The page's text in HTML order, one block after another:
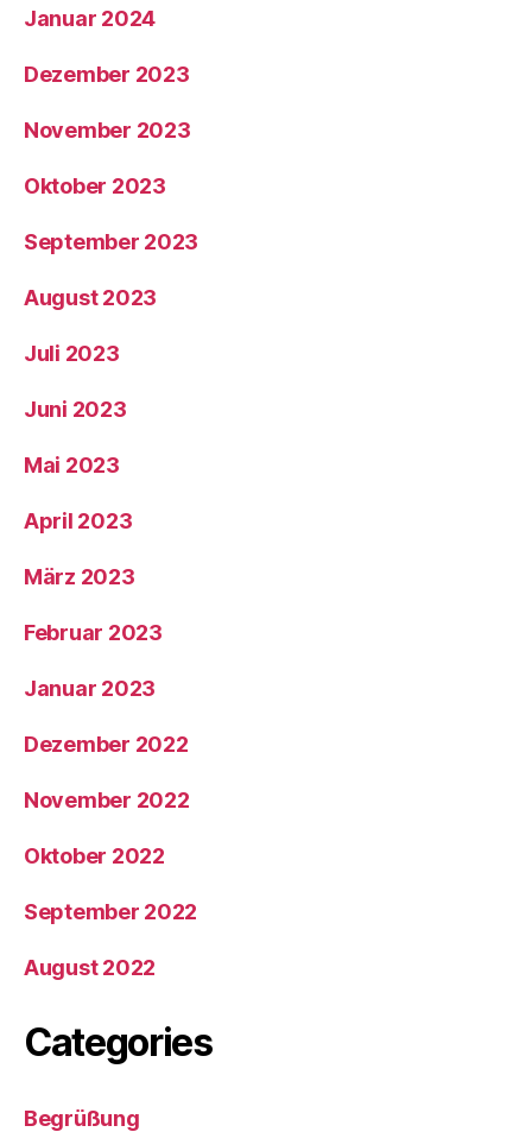
Januar 2024
Dezember 2023
November 2023
Oktober 2023
September 2023
August 2023
Juli 2023
Juni 2023
Mai 2023
April 2023
März 2023
Februar 2023
Januar 2023
Dezember 2022
November 2022
Oktober 2022
September 2022
August 2022
Categories
Begrüßung